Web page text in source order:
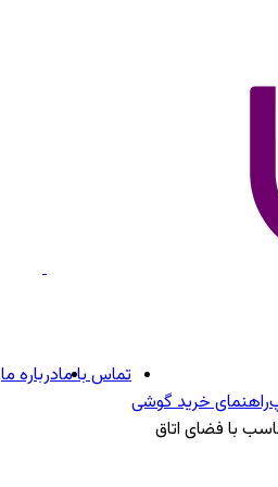
راهنمای خرید گوشی
تماس با مادرباره ما
با فضای اتاق